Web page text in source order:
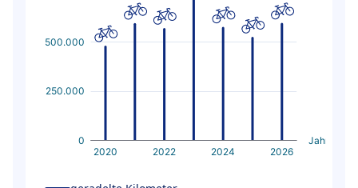
Jahr
0
250.000
500.000
2020 2022 2024 2026